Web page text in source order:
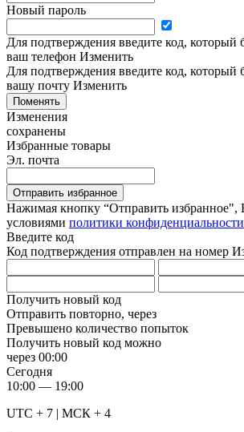
Новый пароль
Для подтверждения введите код, который
ваш телефон Изменить
Для подтверждения введите код, который
вашу почту Изменить
Поменять
Изменения
сохранены
Избранные товары
Эл. почта
Отправить избранное
Нажимая кнопку “Отправить избранное",
условиями политики конфиденциальности
Введите код
Код подтверждения отправлен на номер
Получить новый код
Отправить повторно, через
Превышено количество попыток
Получить новый код можно
через 00:00
Сегодня
10:00 — 19:00
UTC + 7 | МСК + 4